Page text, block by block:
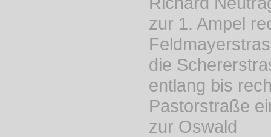
zur 1. Ampel
die
entlang bis
Pastorstraße
zur Oswald